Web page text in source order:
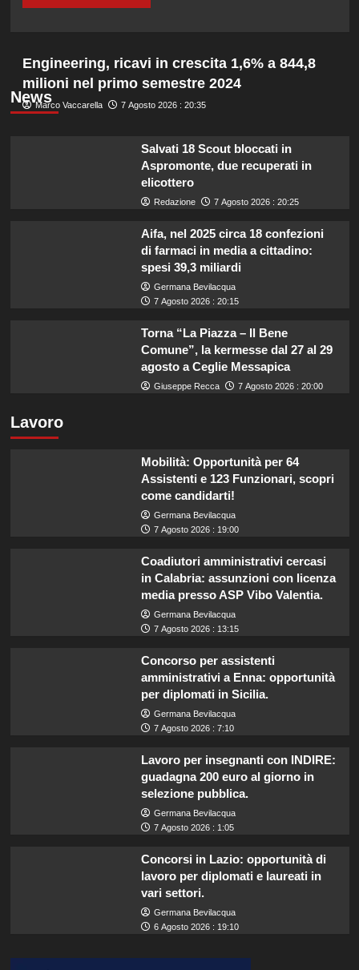
News
Engineering, ricavi in crescita 1,6% a 844,8
milioni nel primo semestre 2024
Marco Vaccarella 7 Agosto 2026 : 20:35
Salvati 18 Scout bloccati in
Aspromonte, due recuperati in
elicottero
Redazione 7 Agosto 2026 : 20:25
Aifa, nel 2025 circa 18 confezioni
di farmaci in media a cittadino:
spesi 39,3 miliardi
Germana Bevilacqua
7 Agosto 2026 : 20:15
Torna “La Piazza – Il Bene
Comune”, la kermesse dal 27 al 29
agosto a Ceglie Messapica
Giuseppe Recca 7 Agosto 2026 : 20:00
Lavoro
Mobilità: Opportunità per 64
Assistenti e 123 Funzionari, scopri
come candidarti!
Germana Bevilacqua
7 Agosto 2026 : 19:00
Coadiutori amministrativi cercasi
in Calabria: assunzioni con licenza
media presso ASP Vibo Valentia.
Germana Bevilacqua
7 Agosto 2026 : 13:15
Concorso per assistenti
amministrativi a Enna: opportunità
per diplomati in Sicilia.
Germana Bevilacqua
7 Agosto 2026 : 7:10
Lavoro per insegnanti con INDIRE:
guadagna 200 euro al giorno in
selezione pubblica.
Germana Bevilacqua
7 Agosto 2026 : 1:05
Concorsi in Lazio: opportunità di
lavoro per diplomati e laureati in
vari settori.
Germana Bevilacqua
6 Agosto 2026 : 19:10